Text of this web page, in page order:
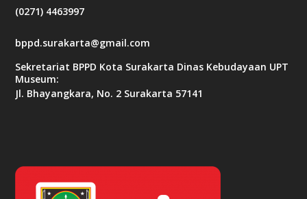
(0271) 4463997
bppd.surakarta@gmail.com
Sekretariat BPPD Kota Surakarta Dinas Kebudayaan UPT
Museum:
Jl. Bhayangkara, No. 2 Surakarta 57141